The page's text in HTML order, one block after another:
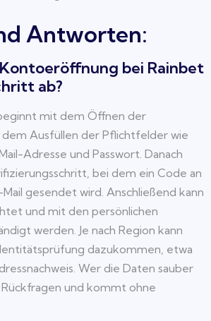
Antworten:
bei Rainbet
ab?
mit dem Öffnen der
Ausfüllen der Pflichtfelder wie
Adresse und Passwort. Danach
bei dem ein Code an
gesendet wird. Anschließend kann
und mit den persönlichen
werden. Je nach Region kann
dazukommen, etwa
Wer die Daten sauber
und kommt ohne